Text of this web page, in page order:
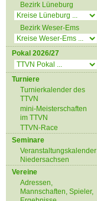
Bezirk Lüneburg
Bezirk Weser-Ems
Pokal 2026/27
Turniere
Turnierkalender des
TTVN
mini-Meisterschaften
im TTVN
TTVN-Race
Seminare
Veranstaltungskalender
Niedersachsen
Vereine
Adressen,
Mannschaften, Spieler,